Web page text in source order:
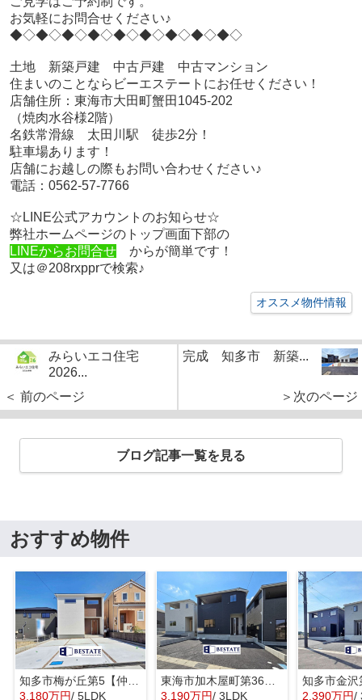
お気軽にお問合せください♪
◆◇◆◇◆◇◆◇◆◇◆◇◆◇◆◇◆◇
土地 新築戸建 中古戸建 中古マンション
住まいのことならビーエステートにお任せください！
店舗住所：東海市大田町蟹田1045-202
（焼肉水谷様2階）
名鉄常滑線 太田川駅 徒歩2分！
駐車場あります！
店舗にお越しの際もお問い合わせください♪
電話：0562-57-7766
☆LINE公式アカウントのお知らせ☆
弊社ホームページのトップ画面下部の
LINEからお問合せからが簡単です！
又は＠208rxpprで検索♪
オススメ物件情報
みらいエコ住宅
2026...
＜ 前のページ
完成 知多市 新築...
＞次のページ
ブログ記事一覧を見る
おすすめ物件
知多市梅が丘第5【仲介手数料0円】
3,180万円/ 5LDK
東海市加木屋町第36の3号棟【仲介手数料0円】
3,190万円/ 3LDK 2,390万円/